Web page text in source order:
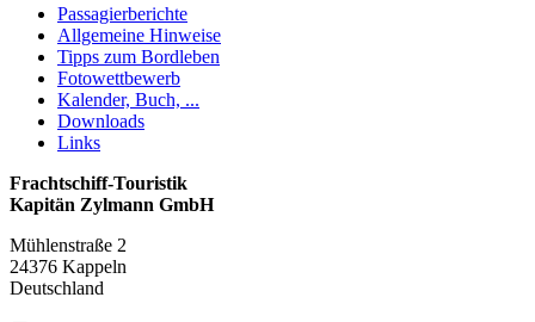
Passagierberichte
Allgemeine Hinweise
Tipps zum Bordleben
Fotowettbewerb
Kalender, Buch, ...
Downloads
Links
Frachtschiff-Touristik
Kapitän Zylmann GmbH
Mühlenstraße 2
24376 Kappeln
Deutschland